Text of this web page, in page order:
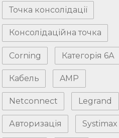
Точка консолідації
Консолідаційна точка
Corning Категорія 6А
Кабель AMP
Netconnect Legrand
Авторизація Systimax